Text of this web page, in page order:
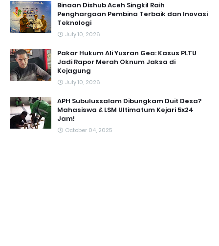
Binaan Dishub Aceh Singkil Raih
Penghargaan Pembina Terbaik dan Inovasi
Teknologi
July 10, 2026
Pakar Hukum Ali Yusran Gea: Kasus PLTU
Jadi Rapor Merah Oknum Jaksa di
Kejagung
July 10, 2026
APH Subulussalam Dibungkam Duit Desa?
Mahasiswa & LSM Ultimatum Kejari 5x24
Jam!
October 04, 2025